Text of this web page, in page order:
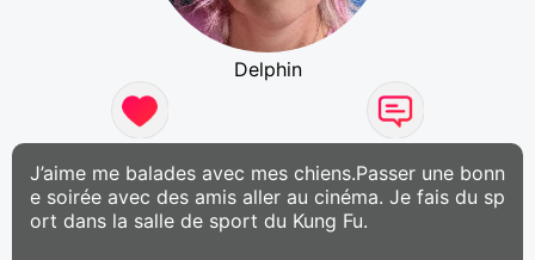
Delphin
J’aime me balades avec mes chiens.Passer une bonn
e soirée avec des amis aller au cinéma. Je fais du sp
ort dans la salle de sport du Kung Fu.